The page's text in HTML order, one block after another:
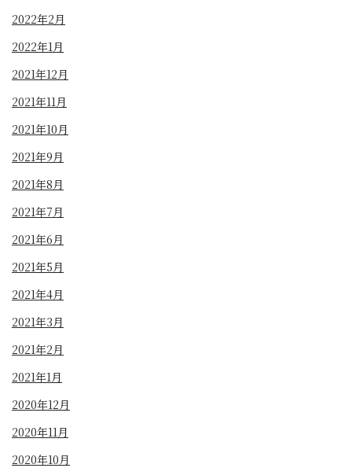
2022年2月
2022年1月
2021年12月
2021年11月
2021年10月
2021年9月
2021年8月
2021年7月
2021年6月
2021年5月
2021年4月
2021年3月
2021年2月
2021年1月
2020年12月
2020年11月
2020年10月